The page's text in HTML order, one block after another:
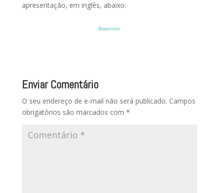
apresentação, em inglês, abaixo:
Beanstocks
Enviar Comentário
O seu endereço de e-mail não será publicado. Campos
obrigatórios são marcados com *